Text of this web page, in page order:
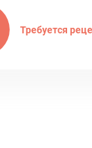
Требуется